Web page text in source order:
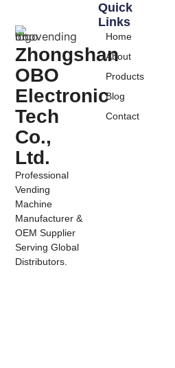
Zhongshan
OBO
Electronic
Tech
Co.,
Ltd.
Professional
Vending
Machine
Manufacturer &
OEM Supplier
Serving Global
Distributors.
Quick
Links
Home
About
Products
Blog
Contact